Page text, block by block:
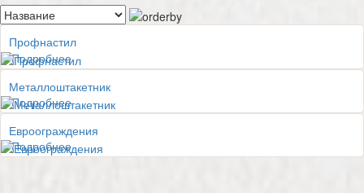
Профнастил
Подробнее
Металлоштакетник
Подробнее
Евроограждения
Подробнее